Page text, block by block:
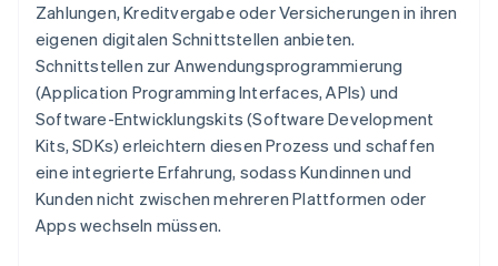
Zahlungen, Kreditvergabe oder Versicherungen in ihren
eigenen digitalen Schnittstellen anbieten.
Schnittstellen zur Anwendungsprogrammierung
(Application Programming Interfaces, APIs) und
Software-Entwicklungskits (Software Development
Kits, SDKs) erleichtern diesen Prozess und schaffen
eine integrierte Erfahrung, sodass Kundinnen und
Kunden nicht zwischen mehreren Plattformen oder
Apps wechseln müssen.